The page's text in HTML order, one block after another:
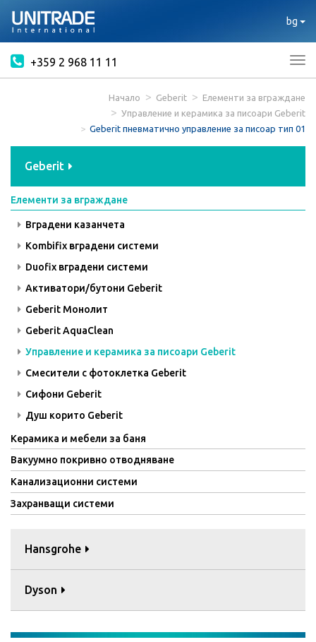
bg
+359 2 968 11 11
Начало Geberit
Елементи за вграждане
Управление и керамика за писоари Geberit
Geberit пневматично управление за писоар тип 01
Geberit
Елементи за вграждане
Вградени казанчета
Kombifix вградени системи
Duofix вградени системи
Активатори/бутони Geberit
Geberit Монолит
Geberit AquaClean
Управление и керамика за писоари Geberit
Смесители с фотоклетка Geberit
Сифони Geberit
Душ корито Geberit
Керамика и мебели за баня
Вакуумно покривно отводняване
Канализационни системи
Захранващи системи
Hansgrohe
Dyson